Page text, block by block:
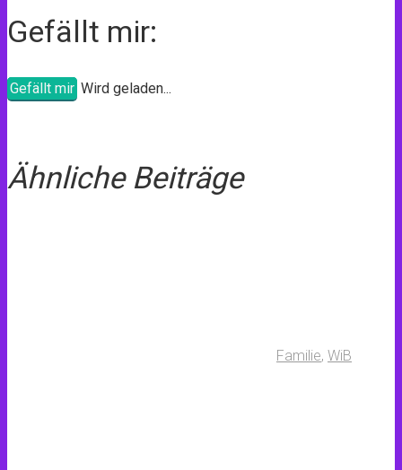
Gefällt mir:
Gefällt mir Wird geladen...
Ähnliche Beiträge
Familie, WiB